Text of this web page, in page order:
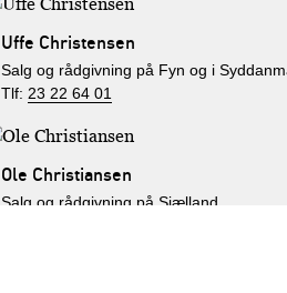
Uffe Christensen
Salg og rådgivning på Fyn og i
Tlf: 23 22 64 01
Ole Christiansen
Salg og rådgivning på Sjælland,